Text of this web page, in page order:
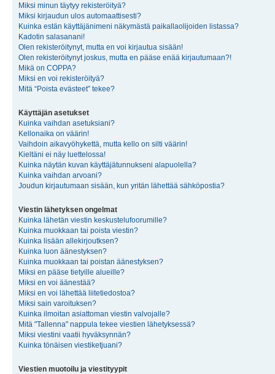
Miksi minun täytyy rekisteröityä?
Miksi kirjaudun ulos automaattisesti?
Kuinka estän käyttäjänimeni näkymästä paikallaolijoiden listassa?
Kadotin salasanani!
Olen rekisteröitynyt, mutta en voi kirjautua sisään!
Olen rekisteröitynyt joskus, mutta en pääse enää kirjautumaan?!
Mikä on COPPA?
Miksi en voi rekisteröityä?
Mitä “Poista evästeet” tekee?
Käyttäjän asetukset
Kuinka vaihdan asetuksiani?
Kellonaika on väärin!
Vaihdoin aikavyöhykettä, mutta kello on silti väärin!
Kieltäni ei näy luettelossa!
Kuinka näytän kuvan käyttäjätunnukseni alapuolella?
Kuinka vaihdan arvoani?
Joudun kirjautumaan sisään, kun yritän lähettää sähköpostia?
Viestin lähetyksen ongelmat
Kuinka lähetän viestin keskustelufoorumille?
Kuinka muokkaan tai poista viestin?
Kuinka lisään allekirjoutksen?
Kuinka luon äänestyksen?
Kuinka muokkaan tai poistan äänestyksen?
Miksi en pääse tietyille alueille?
Miksi en voi äänestää?
Miksi en voi lähettää liitetiedostoa?
Miksi sain varoituksen?
Kuinka ilmoitan asiattoman viestin valvojalle?
Mitä "Tallenna" nappula tekee viestien lähetyksessä?
Miksi viestini vaatii hyväksynnän?
Kuinka tönäisen viestiketjuani?
Viestien muotoilu ja viestityypit